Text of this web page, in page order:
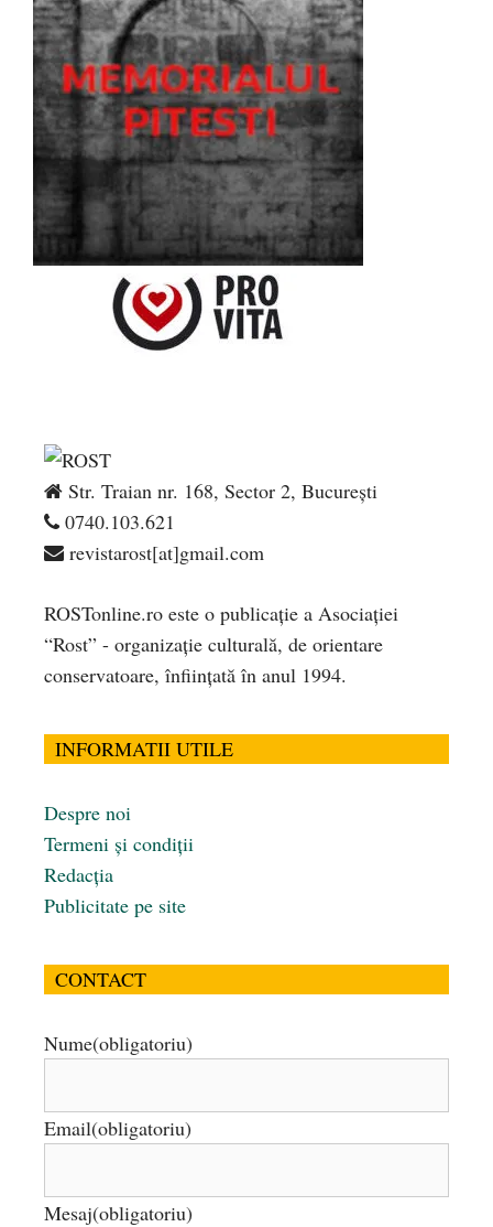
Str. Traian nr. 168, Sector 2, București
0740.103.621
revistarost[at]gmail.com
ROSTonline.ro este o publicaţie a Asociaţiei
“Rost” - organizaţie culturală, de orientare
conservatoare, înfiinţată în anul 1994.
INFORMATII UTILE
Despre noi
Termeni și condiții
Redacția
Publicitate pe site
CONTACT
Nume(obligatoriu)
Email(obligatoriu)
Mesaj(obligatoriu)